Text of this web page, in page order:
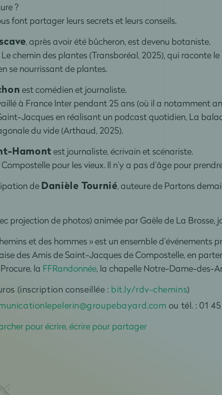
?
font partager leurs secrets et leurs conseils.
, après avoir été bûcheron, est devenu botaniste.
Le chemin des plantes (Transboréal, 2025), qui raconte
se nourrissant de plantes.
est comédien et journaliste.
à France Inter pendant 25 ans (où il a notamment
Jacques en réalisant un podcast quotidien, La
du vide (Arthaud, 2025).
Hamont est journaliste, écrivain et scénariste.
pour les vieux. Il n’y a pas d’âge pour
de Danièle Tournié, auteure de Partons
projection de photos) animée par Gaële de La Brosse,
et des hommes » est un ensemble d’événements
des Amis de Saint-Jacques de Compostelle, en
la FFRandonnée, la chapelle Notre-Dame-des-
(inscription conseillée : bit.ly/rdv-chemins)
ou tél. : 01
pour écrire, écrire pour partager